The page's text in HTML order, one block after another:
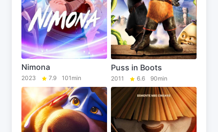
Nimona
2023 7.9 101min
Puss in Boots
2011 6.6 90min